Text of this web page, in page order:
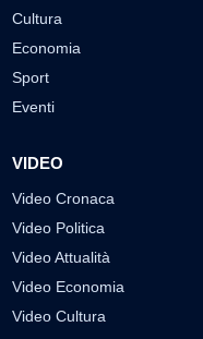
Cultura
Economia
Sport
Eventi
VIDEO
Video Cronaca
Video Politica
Video Attualità
Video Economia
Video Cultura